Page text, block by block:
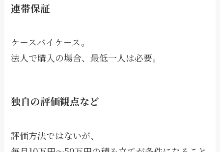
連帯保証
ケースバイケース。
法人で購入の場合、最低一人は必要。
独自の評価観点など
評価方法ではないが、